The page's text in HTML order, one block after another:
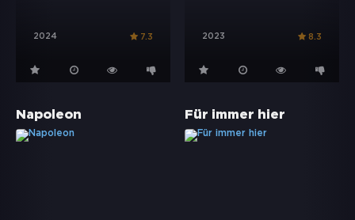
2024 7.3 2023 8.3
Napoleon Für immer hier